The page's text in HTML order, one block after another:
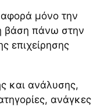
μόνο την
βάση πάνω στην
επιχείρησης
και ανάλυσης,
ανάγκες